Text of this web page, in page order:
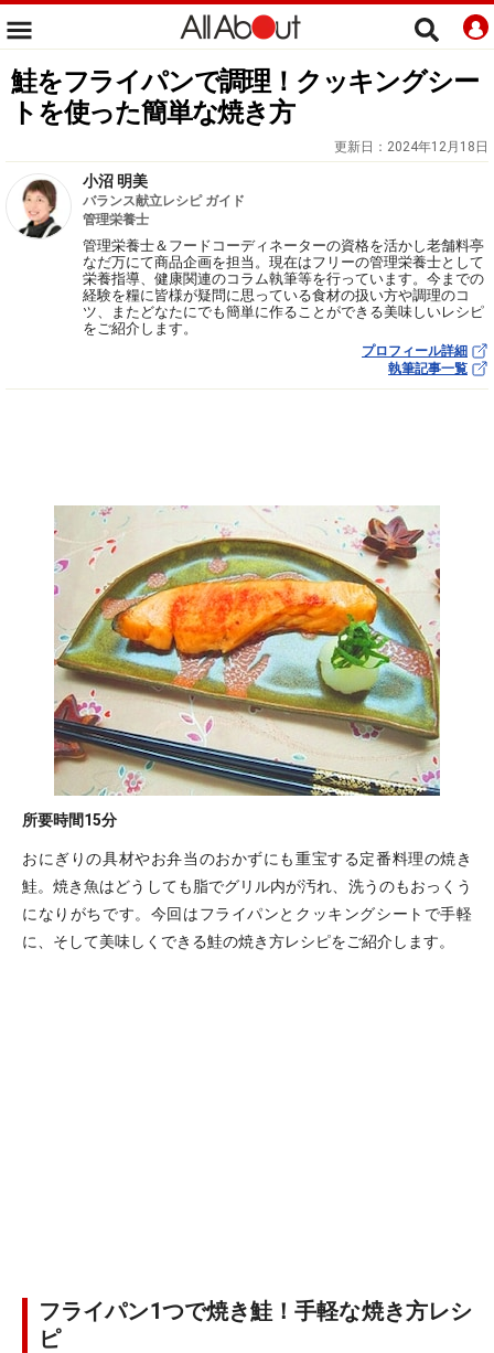
鮭をフライパンで調理！クッキングシー
トを使った簡単な焼き方
更新日： 2024年12月18日
小沼 明美
バランス献立レシピ ガイド
管理栄養士
管理栄養士＆フードコーディネーターの資格を活かし老舗料亭
なだ万にて商品企画を担当。現在はフリーの管理栄養士として
栄養指導、健康関連のコラム執筆等を行っています。今までの
経験を糧に皆様が疑問に思っている食材の扱い方や調理のコ
ツ、またどなたにでも簡単に作ることができる美味しいレシピ
をご紹介します。
プロフィール詳細
執筆記事一覧
所要時間15分
おにぎりの具材やお弁当のおかずにも重宝する定番料理の焼き
鮭。焼き魚はどうしても脂でグリル内が汚れ、洗うのもおっくう
になりがちです。今回はフライパンとクッキングシートで手軽
に、そして美味しくできる鮭の焼き方レシピをご紹介します。
フライパン1つで焼き鮭！手軽な焼き方レシ
ピ